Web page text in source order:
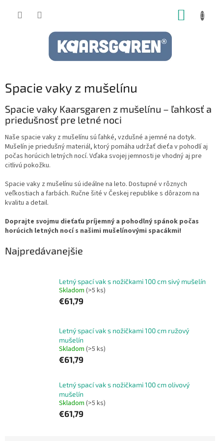
Spacie vaky z mušelínu
Spacie vaky Kaarsgaren z mušelínu – ľahkosť a
priedušnosť pre letné noci
Naše spacie vaky z mušelínu sú ľahké, vzdušné a jemné na dotyk.
Mušelín je priedušný materiál, ktorý pomáha udržať dieťa v pohodlí aj
počas horúcich letných nocí. Vďaka svojej jemnosti je vhodný aj pre
citlivú pokožku.
Spacie vaky z mušelínu sú ideálne na leto. Dostupné v rôznych
veľkostiach a farbách. Ručne šité v Českej republike s dôrazom na
kvalitu a detail.
Doprajte svojmu dieťaťu príjemný a pohodlný spánok počas
horúcich letných nocí s našimi mušelínovými spacákmi!
Najpredávanejšie
Letný spací vak s nožičkami 100 cm sivý mušelín
Skladom (>5 ks)
€61,79
Letný spací vak s nožičkami 100 cm ružový
mušelín
Skladom (>5 ks)
€61,79
Letný spací vak s nožičkami 100 cm olivový
mušelín
Skladom (>5 ks)
€61,79